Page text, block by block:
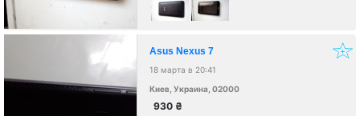
Asus Nexus 7
18 марта в 20:41
Киев, Украина, 02000
930 ₴